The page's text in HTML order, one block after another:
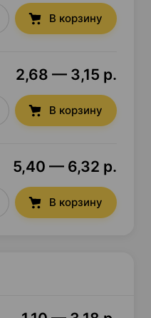
В корзину
2,68 — 3,15 р.
В корзину
5,40 — 6,32 р.
В корзину